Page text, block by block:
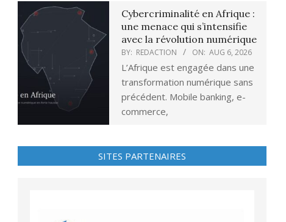
Cybercriminalité en Afrique :
une menace qui s’intensifie
avec la révolution numérique
BY: REDACTION ON: AUG 6, 2026
L’Afrique est engagée dans une
transformation numérique sans
précédent. Mobile banking, e-
commerce,
SITES PARTENAIRES